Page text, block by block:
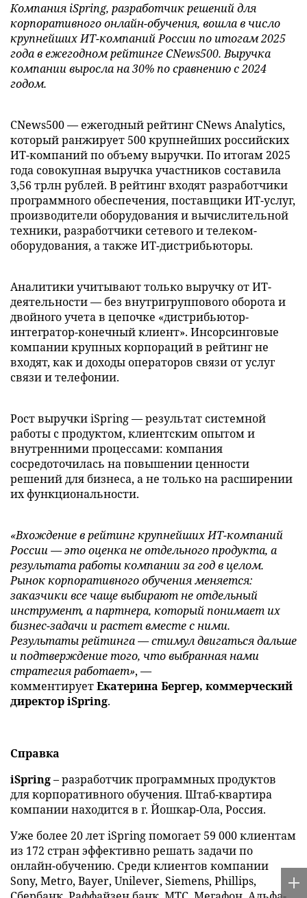
Компания iSpring, разработчик решений для
корпоративного онлайн-обучения, вошла в число
крупнейших ИТ-компаний России по итогам 2025
года в ежегодном рейтинге CNews500. Выручка
компании выросла на 30% по сравнению с 2024
годом.
CNews500 — ежегодный рейтинг CNews Analytics,
который ранжирует 500 крупнейших российских
ИТ-компаний по объему выручки. По итогам 2025
года совокупная выручка участников составила
3,56 трлн рублей. В рейтинг входят разработчики
программного обеспечения, поставщики ИТ-услуг,
производители оборудования и вычислительной
техники, разработчики сетевого и телеком-
оборудования, а также ИТ-дистрибьюторы.
Аналитики учитывают только выручку от ИТ-
деятельности — без внутригруппового оборота и
двойного учета в цепочке «дистрибьютор-
интегратор-конечный клиент». Инсорсинговые
компании крупных корпораций в рейтинг не
входят, как и доходы операторов связи от услуг
связи и телефонии.
Рост выручки iSpring — результат системной
работы с продуктом, клиентским опытом и
внутренними процессами: компания
сосредоточилась на повышении ценности
решений для бизнеса, а не только на расширении
их функциональности.
«Вхождение в рейтинг крупнейших ИТ-компаний
России — это оценка не отдельного продукта, а
результата работы компании за год в целом.
Рынок корпоративного обучения меняется:
заказчики все чаще выбирают не отдельный
инструмент, а партнера, который понимает их
бизнес-задачи и растет вместе с ними.
Результаты рейтинга — стимул двигаться дальше
и подтверждение того, что выбранная нами
стратегия работает», —
комментируетЕкатерина Бергер, коммерческий
директор iSpring.
Справка
iSpring– разработчик программных продуктов
для корпоративного обучения. Штаб-квартира
компании находится в г. Йошкар-Ола, Россия.
Уже более 20 лет iSpring помогает 59 000 клиентам
из 172 стран эффективно решать задачи по
онлайн-обучению. Среди клиентов компании
Sony, Metro, Bayer, Unilever, Siemens, Phillips,